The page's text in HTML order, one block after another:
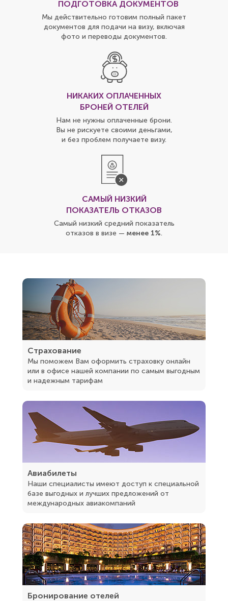
ПОДГОТОВКА ДОКУМЕНТОВ
Мы действительно готовим полный пакет
документов для подачи на визу, включая
фото и переводы документов.
НИКАКИХ ОПЛАЧЕННЫХ
БРОНЕЙ ОТЕЛЕЙ
Нам не нужны оплаченные брони.
Вы не рискуете своими деньгами,
и без проблем получаете визу.
САМЫЙ НИЗКИЙ
ПОКАЗАТЕЛЬ ОТКАЗОВ
Самый низкий средний показатель
отказов в визе — менее 1%.
Страхование
Мы поможем Вам оформить страховку онлайн
или в офисе нашей компании по самым выгодным
и надежным тарифам
Авиабилеты
Наши специалисты имеют доступ к специальной
базе выгодных и лучших предложений от
международных авиакомпаний
Бронирование отелей